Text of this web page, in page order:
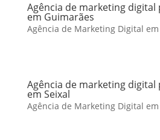
Agência de marketing digital
em Guimarães
Agência de Marketing Digital
Agência de marketing digital
em Seixal
Agência de Marketing Digital